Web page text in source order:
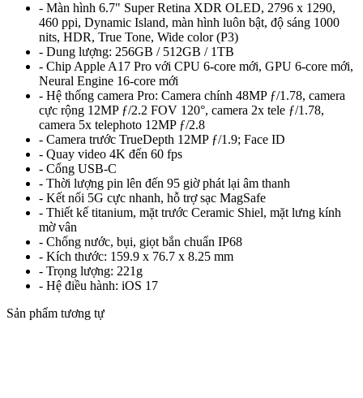
- Màn hình 6.7" Super Retina XDR OLED, 2796 x 1290,
460 ppi, Dynamic Island, màn hình luôn bật, độ sáng 1000
nits, HDR, True Tone, Wide color (P3)
- Dung lượng: 256GB / 512GB / 1TB
- Chip Apple A17 Pro với CPU 6‑core mới, GPU 6‑core mới,
Neural Engine 16‑core mới
- Hệ thống camera Pro: Camera chính 48MP ƒ/1.78, camera
cực rộng 12MP ƒ/2.2 FOV 120°, camera 2x tele ƒ/1.78,
camera 5x telephoto 12MP ƒ/2.8
- Camera trước TrueDepth 12MP ƒ/1.9; Face ID
- Quay video 4K đến 60 fps
- Cổng USB-C
- Thời lượng pin lên đến 95 giờ phát lại âm thanh
- Kết nối 5G cực nhanh, hỗ trợ sạc MagSafe
- Thiết kế titanium, mặt trước Ceramic Shiel, mặt lưng kính
mờ vân
- Chống nước, bụi, giọt bắn chuẩn IP68
- Kích thước: 159.9 x 76.7 x 8.25 mm
- Trọng lượng: 221g
- Hệ điều hành: iOS 17
Sản phẩm tương tự